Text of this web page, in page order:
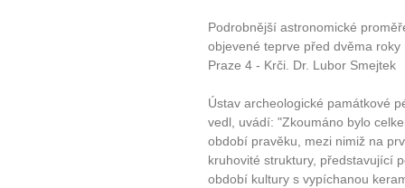
Jak vnést do života
Jak být šťastnější
Podrobnější astronomické
objevené teprve před dvěma
Praze 4 - Krči. Dr. Lubor Smejtek
Ústav archeologické památkové
vedl, uvádí: "Zkoumáno bylo
období pravěku, mezi nimiž na
kruhovité struktury, představující
období kultury s vypíchanou